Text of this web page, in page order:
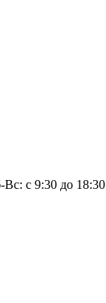
Вс: с 9:30 до 18:30